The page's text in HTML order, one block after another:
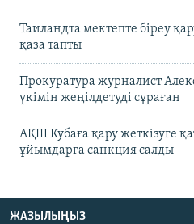
Таиландта мектепте біреу
қаза тапты
Прокуратура журналист
үкімін жеңілдетуді сұраған
АҚШ Кубаға қару жеткізуге
ұйымдарға санкция салды
ЖАЗЫЛЫҢЫЗ